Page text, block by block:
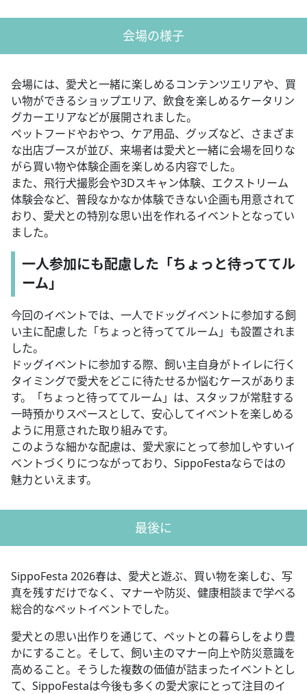
会場の様子
会場には、愛犬と一緒に楽しめるコンテンツエリアや、買
い物ができるショップエリア、飲食を楽しめるケータリン
グカーエリアなどが展開されました。
ペットフードやおやつ、ケア用品、グッズなど、さまざま
な出店ブースが並び、来場者は愛犬と一緒に会場を回りな
がら買い物や体験企画を楽しめる内容でした。
また、飛行犬撮影会や3Dスキャン体験、エクストリーム
体験会など、普段なかなか体験できない企画も用意されて
おり、愛犬との特別な思い出を作れるイベントとなってい
ました。
一人参加にも配慮した「ちょっと待っててル
ーム」
今回のイベントでは、一人でドッグイベントに参加する飼
い主に配慮した「ちょっと待っててルーム」も設置されま
した。
ドッグイベントに参加する際、飼い主自身がトイレに行く
タイミングで愛犬をどこに待たせるか悩むケースがありま
す。「ちょっと待っててルーム」は、スタッフが常駐する
一時預かりスペースとして、安心してイベントを楽しめる
ように用意された取り組みです。
このような細かな配慮は、愛犬家にとって参加しやすいイ
ベントづくりにつながっており、SippoFestaならではの
魅力といえます。
最後に
SippoFesta 2026春は、愛犬と遊ぶ、買い物を楽しむ、写
真を残すだけでなく、マナーや防災、健康相談まで学べる
総合的なペットイベントでした。
愛犬との思い出作りを通じて、ペットとの暮らしをより豊
かにすること。そして、飼い主のマナー向上や防災意識を
高めること。そうした複数の価値が詰まったイベントとし
て、SippoFestaは今後も多くの愛犬家にとって注目のイ